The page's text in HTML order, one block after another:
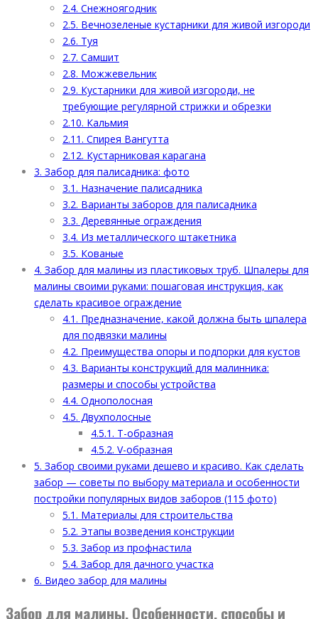
2.4. Снежноягодник
2.5. Вечнозеленые кустарники для живой изгороди
2.6. Туя
2.7. Самшит
2.8. Можжевельник
2.9. Кустарники для живой изгороди, не
требующие регулярной стрижки и обрезки
2.10. Кальмия
2.11. Спирея Вангутта
2.12. Кустарниковая карагана
3. Забор для палисадника: фото
3.1. Назначение палисадника
3.2. Варианты заборов для палисадника
3.3. Деревянные ограждения
3.4. Из металлического штакетника
3.5. Кованые
4. Забор для малины из пластиковых труб. Шпалеры для
малины своими руками: пошаговая инструкция, как
сделать красивое ограждение
4.1. Предназначение, какой должна быть шпалера
для подвязки малины
4.2. Преимущества опоры и подпорки для кустов
4.3. Варианты конструкций для малинника:
размеры и способы устройства
4.4. Однополосная
4.5. Двухполосные
4.5.1. Т-образная
4.5.2. V-образная
5. Забор своими руками дешево и красиво. Как сделать
забор — советы по выбору материала и особенности
постройки популярных видов заборов (115 фото)
5.1. Материалы для строительства
5.2. Этапы возведения конструкции
5.3. Забор из профнастила
5.4. Забор для дачного участка
6. Видео забор для малины
Забор для малины. Особенности, способы и